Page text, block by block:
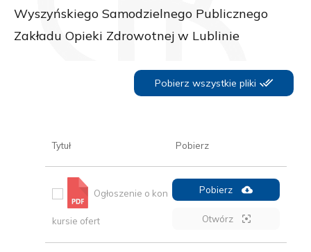
Wyszyńskiego Samodzielnego Publicznego
Zakładu Opieki Zdrowotnej w Lublinie
Pobierz wszystkie pliki
Tytuł Pobierz
Ogłoszenie o kon
kursie ofert
Pobierz
Otwórz